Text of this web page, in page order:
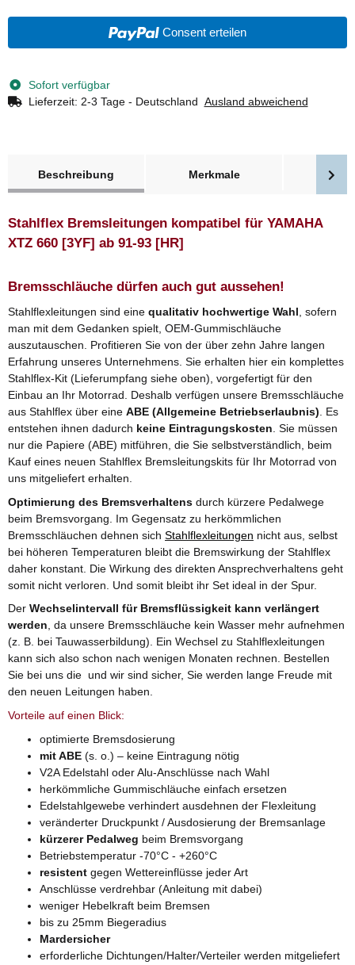
Consent erteilen
Sofort verfügbar
Lieferzeit: 2-3 Tage - Deutschland Ausland abweichend
Beschreibung
Merkmale
Stahlflex Bremsleitungen kompatibel für YAMAHA
XTZ 660 [3YF] ab 91-93 [HR]
Bremsschläuche dürfen auch gut aussehen!
Stahlflexleitungen sind eine qualitativ hochwertige Wahl , sofern
man mit dem Gedanken spielt, OEM-Gummischläuche
auszutauschen. Profitieren Sie von der über zehn Jahre langen
Erfahrung unseres Unternehmens. Sie erhalten hier ein komplettes
Stahlflex-Kit (Lieferumpfang siehe oben), vorgefertigt für den
Einbau an Ihr Motorrad. Deshalb verfügen unsere Bremsschläuche
aus Stahlflex über eine ABE (Allgemeine Betriebserlaubnis) . Es
entstehen ihnen dadurch keine Eintragungskosten . Sie müssen
nur die Papiere (ABE) mitführen, die Sie selbstverständlich, beim
Kauf eines neuen Stahlflex Bremsleitungskits für Ihr Motorrad von
uns mitgeliefert erhalten.
Optimierung des Bremsverhaltens durch kürzere Pedalwege
beim Bremsvorgang. Im Gegensatz zu herkömmlichen
Bremsschläuchen dehnen sich Stahlflexleitungen nicht aus, selbst
bei höheren Temperaturen bleibt die Bremswirkung der Stahlflex
daher konstant. Die Wirkung des direkten Ansprechverhaltens geht
somit nicht verloren. Und somit bleibt ihr Set ideal in der Spur.
Der Wechselintervall für Bremsflüssigkeit kann verlängert
werden, da unsere Bremsschläuche kein Wasser mehr aufnehmen
(z. B. bei Tauwasserbildung). Ein Wechsel zu Stahlflexleitungen
kann sich also schon nach wenigen Monaten rechnen. Bestellen
Sie bei uns die und wir sind sicher, Sie werden lange Freude mit
den neuen Leitungen haben.
Vorteile auf einen Blick:
optimierte Bremsdosierung
mit ABE (s. o.) – keine Eintragung nötig
V2A Edelstahl oder Alu-Anschlüsse nach Wahl
herkömmliche Gummischläuche einfach ersetzen
Edelstahlgewebe verhindert ausdehnen der Flexleitung
veränderter Druckpunkt / Ausdosierung der Bremsanlage
kürzerer Pedalweg beim Bremsvorgang
Betriebstemperatur -70°C - +260°C
resistent gegen Wettereinflüsse jeder Art
Anschlüsse verdrehbar (Anleitung mit dabei)
weniger Hebelkraft beim Bremsen
bis zu 25mm Biegeradius
Mardersicher
erforderliche Dichtungen/Halter/Verteiler werden mitgeliefert